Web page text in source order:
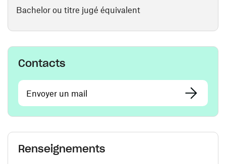
Bachelor ou titre jugé équivalent
Contacts
Envoyer un mail
Renseignements